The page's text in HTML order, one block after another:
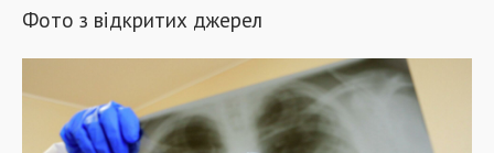
Фото з відкритих джерел